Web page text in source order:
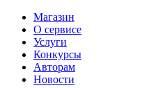
Магазин
О сервисе
Услуги
Конкурсы
Авторам
Новости